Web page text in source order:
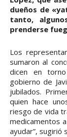
dueños de
tanto,
prenderse
Los
sumaron al
dicen en
gobierno de
jubilados.
quien hace
riesgo de vida
medicamentos
ayudar”, sugirió